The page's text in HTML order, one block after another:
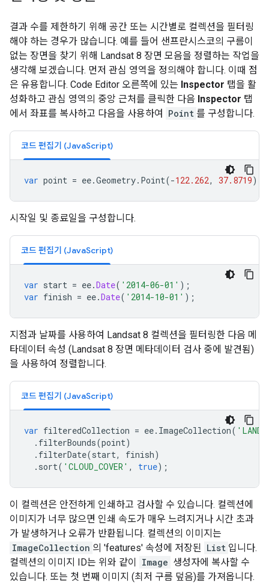
결과 수를 제한하기 위해 공간 또는 시간별로 컬렉션을 필터링
해야 하는 경우가 많습니다. 예를 들어 샌프란시스코의 구름이
없는 장면을 찾기 위해 Landsat 8 장면 모음을 정렬하는 작업을
생각해 보겠습니다. 먼저 관심 영역을 정의해야 합니다. 이때 점
은 유용합니다. Code Editor 오른쪽에 있는 Inspector 탭을 활
성화하고 관심 영역의 중앙 근처를 클릭한 다음 Inspector 탭
에서 좌표를 복사하고 다음을 사용하여
Point 를 구성합니다.
코드 편집기 (JavaScript)
var point = ee.Geometry. Point(-122.262, 37.8719);
시작일 및 종료일을 구성합니다.
코드 편집기 (JavaScript)
var start = ee.Date( '2014-06-01' );
var finish = ee.Date( '2014-10-01' );
지점과 날짜를 사용하여 Landsat 8 컬렉션을 필터링한 다음 메
타데이터 속성 (Landsat 8 장면 메타데이터 검사 중에 발견됨)
을 사용하여 정렬합니다.
코드 편집기 (JavaScript)
var filteredCollection = ee. ImageCollection(
. filterBounds(point)
. filterDate(start, finish)
. sort( 'CLOUD_COVER' , true);
이 컬렉션은 안전하게 인쇄하고 검사할 수 있습니다. 컬렉션에
이미지가 너무 많으면 인쇄 속도가 매우 느려지거나 시간 초과
가 발생하거나 오류가 반환됩니다. 컬렉션의 이미지는
ImageCollection 의 'features' 속성에 저장된 List 입니다.
컬렉션의 이미지 ID는 위와 같이
Image 생성자에 복사할 수
있습니다. 또는 첫 번째 이미지 (최저 구름 덮음)를 가져옵니다.